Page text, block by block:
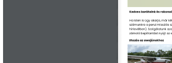
Kedves barátaink és
Ha Isten is úgy akarja, már
számunkra a perui missziós
hírlevélben). Szolgálatunk
zámoló bepillantást nyújt az
Utazás az awajúnokhoz